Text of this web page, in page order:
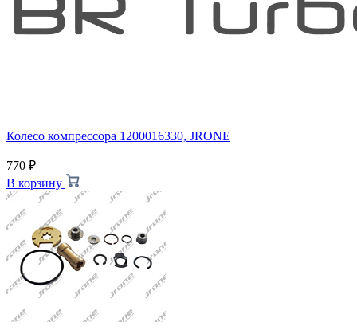
Колесо компрессора 1200016330, JRONE
770 ₽
В корзину